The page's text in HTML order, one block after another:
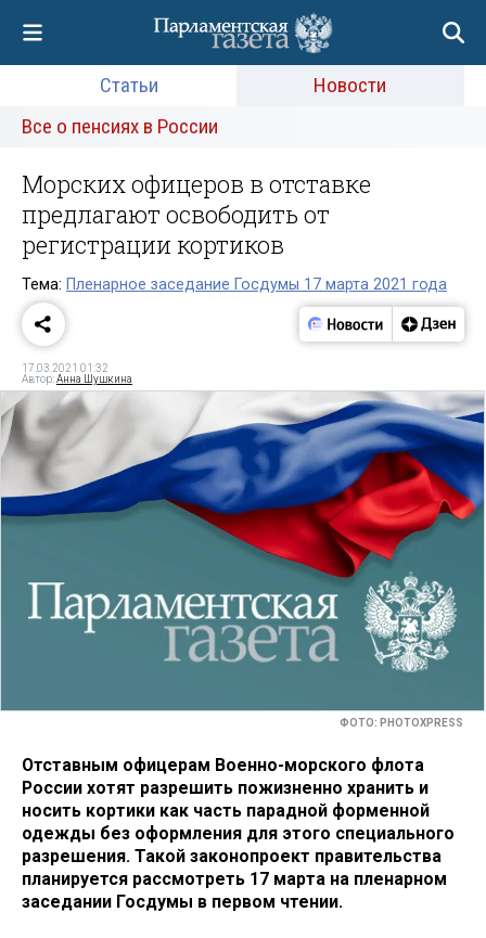
Статьи
Новости
Все о пенсиях в России
Морских офицеров в отставке
предлагают освободить от
регистрации кортиков
Тема: Пленарное заседание Госдумы 17 марта 2021 года
17.03.2021 01:32
Автор:Анна Шушкина
ФОТО: PHOTOXPRESS
Отставным офицерам Военно-морского флота
России хотят разрешить пожизненно хранить и
носить кортики как часть парадной форменной
одежды без оформления для этого специального
разрешения. Такой законопроект правительства
планируется рассмотреть 17 марта на пленарном
заседании Госдумы в первом чтении.